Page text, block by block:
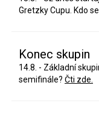
Gretzky Cupu. Kdo
Konec skupin
14.8. - Základní
semifinále? Čti zde.